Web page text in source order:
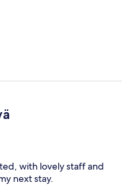
with lovely staff and
next stay.